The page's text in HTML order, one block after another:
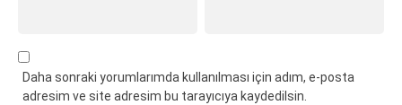
Daha sonraki yorumlarımda kullanılması için adım, e-posta
adresim ve site adresim bu tarayıcıya kaydedilsin.